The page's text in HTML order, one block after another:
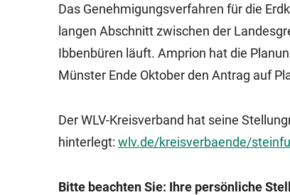
Das Genehmigungsverfahren für die
langen Abschnitt zwischen der
Ibbenbüren läuft. Amprion hat die
Münster Ende Oktober den Antrag auf
Der WLV-Kreisverband hat seine
hinterlegt: wlv.de/kreisverbaende/
Bitte beachten Sie: Ihre persönliche